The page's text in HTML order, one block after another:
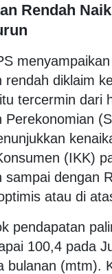
Rendah
rendah diklaim
tercermin dari
Perekonomian
(IKK)
sampai dengan
atau di
pendapatan
100,4 pada
bulanan (mtm).